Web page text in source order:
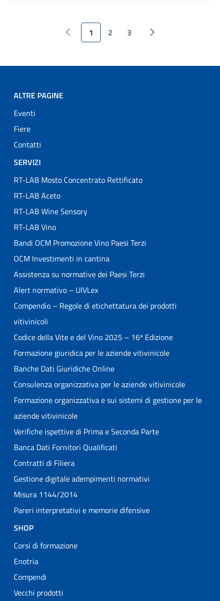
Pagina precedente
Pagina
1 Pagina
2 Pagina
3 Pagina successiva
ALTRE PAGINE
Eventi
Fiere
Contatti
SERVIZI
RT-LAB Mosto Concentrato Rettificato
RT-LAB Aceto
RT-LAB Wine Sensory
RT-LAB Vino
Bandi OCM Promozione Vino Paesi Terzi
OCM Investimenti in cantina
Assistenza su normative dei Paesi Terzi
Alert normativo – UIVLex
Compendio – Regole di etichettatura dei prodotti
vitivinicoli
Codice della Vite e del Vino 2025 – 16ª Edizione
Formazione giuridica per le aziende vitivinicole
Banche Dati Giuridiche Online
Consulenza organizzativa per le aziende vitivinicole
Formazione organizzativa e sui sistemi di gestione per le
aziende vitivinicole
Verifiche ispettive di Prima e Seconda Parte
Banca Dati Fornitori Qualificati
Contratti di Filiera
Gestione digitale adempimenti normativi
Misura 1144/2014
Pareri interpretativi e memorie difensive
SHOP
Corsi di formazione
Enotria
Compendi
Vecchi prodotti